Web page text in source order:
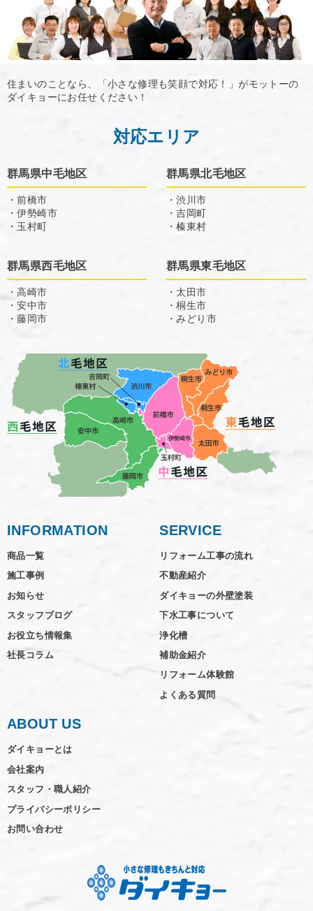
住まいのことなら、「小さな修理も笑顔で対応！」がモットーの
ダイキョーにお任せください！
対応エリア
群馬県中毛地区
・前橋市
・伊勢崎市
・玉村町
群馬県北毛地区
・渋川市
・吉岡町
・榛東村
群馬県西毛地区
・高崎市
・安中市
・藤岡市
群馬県東毛地区
・太田市
・桐生市
・みどり市
INFORMATION
商品一覧
施工事例
お知らせ
スタッフブログ
お役立ち情報集
社長コラム
SERVICE
リフォーム工事の流れ
不動産紹介
ダイキョーの外壁塗装
下水工事について
浄化槽
補助金紹介
リフォーム体験館
よくある質問
ABOUT US
ダイキョーとは
会社案内
スタッフ・職人紹介
プライバシーポリシー
お問い合わせ